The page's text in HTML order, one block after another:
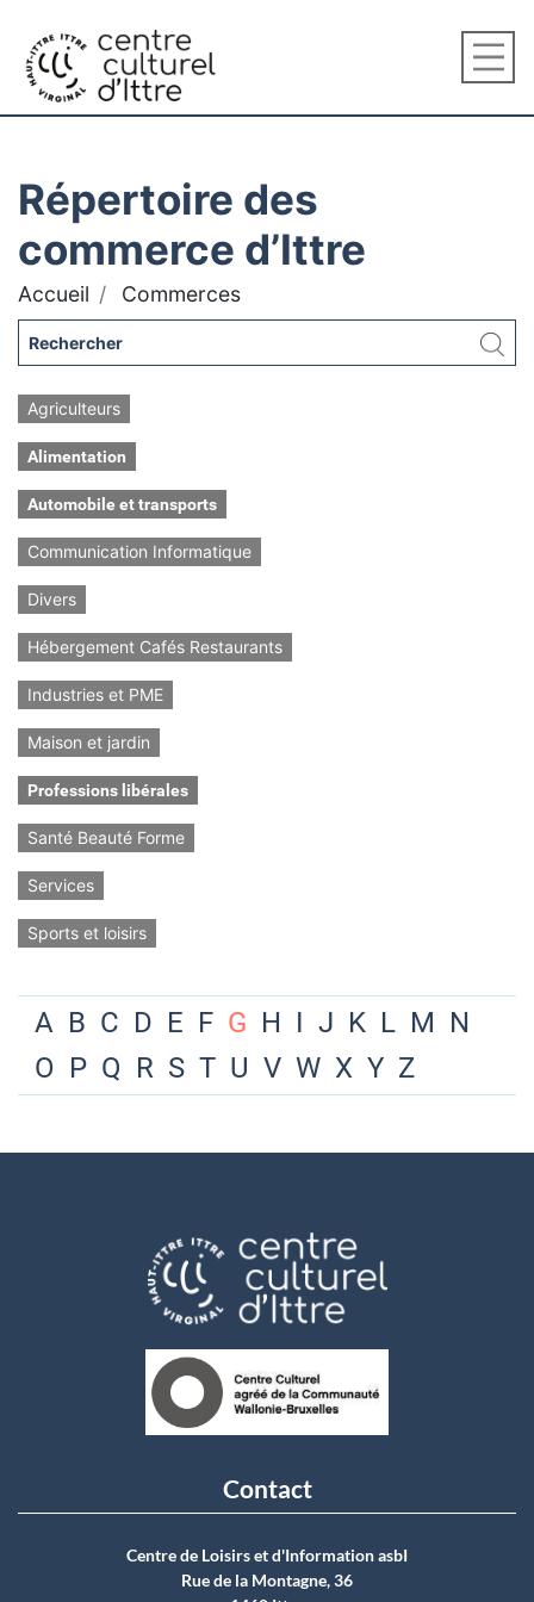
Répertoire des
commerce d’Ittre
Accueil Commerces
Agriculteurs
Alimentation
Automobile et transports
Communication Informatique
Divers
Hébergement Cafés Restaurants
Industries et PME
Maison et jardin
Professions libérales
Santé Beauté Forme
Services
Sports et loisirs
A B C D E F G H I J K L M N
O P Q R S T U V W X Y Z
Contact
Centre de Loisirs et d'Information asbI
Rue de la Montagne, 36